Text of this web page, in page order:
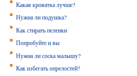
Какая кроватка лучше?
Нужна ли подушка?
Как стирать пеленки
Попробуйте и вы
Нужна ли соска малышу?
Как избегать опрелостей?